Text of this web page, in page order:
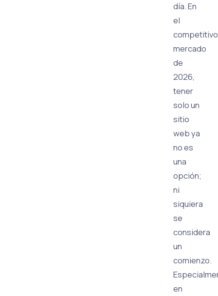
día. En
el
competitivo
mercado
de
2026,
tener
solo un
sitio
web ya
no es
una
opción;
ni
siquiera
se
considera
un
comienzo.
en